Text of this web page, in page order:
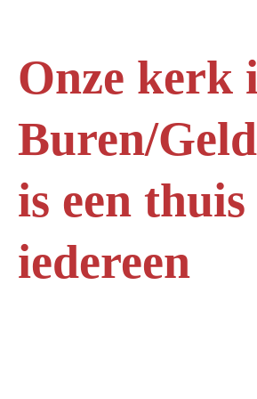
Onze kerk
Buren/
is een
iedereen